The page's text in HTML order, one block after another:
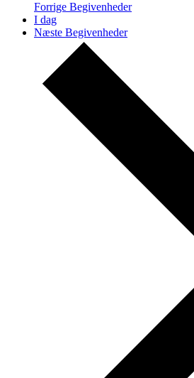
Forrige Begivenheder
I dag
Næste Begivenheder